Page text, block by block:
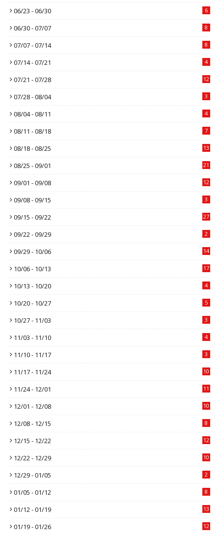
06/23 - 06/30 6
06/30 - 07/07 8
07/07 - 07/14 8
07/14 - 07/21 4
07/21 - 07/28 12
07/28 - 08/04 3
08/04 - 08/11 4
08/11 - 08/18 7
08/18 - 08/25 13
08/25 - 09/01 21
09/01 - 09/08 12
09/08 - 09/15 3
09/15 - 09/22 27
09/22 - 09/29 2
09/29 - 10/06 14
10/06 - 10/13 17
10/13 - 10/20 4
10/20 - 10/27 5
10/27 - 11/03 3
11/03 - 11/10 4
11/10 - 11/17 3
11/17 - 11/24 10
11/24 - 12/01 11
12/01 - 12/08 10
12/08 - 12/15 8
12/15 - 12/22 12
12/22 - 12/29 10
12/29 - 01/05 2
01/05 - 01/12 8
01/12 - 01/19 13
01/19 - 01/26 12